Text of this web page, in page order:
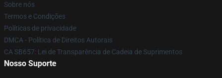
Sobre nós
Termos e Condições
Políticas de privacidade
DMCA - Política de Direitos Autorais
CA SB657: Lei de Transparência de Cadeia de Suprimentos
Nosso Suporte